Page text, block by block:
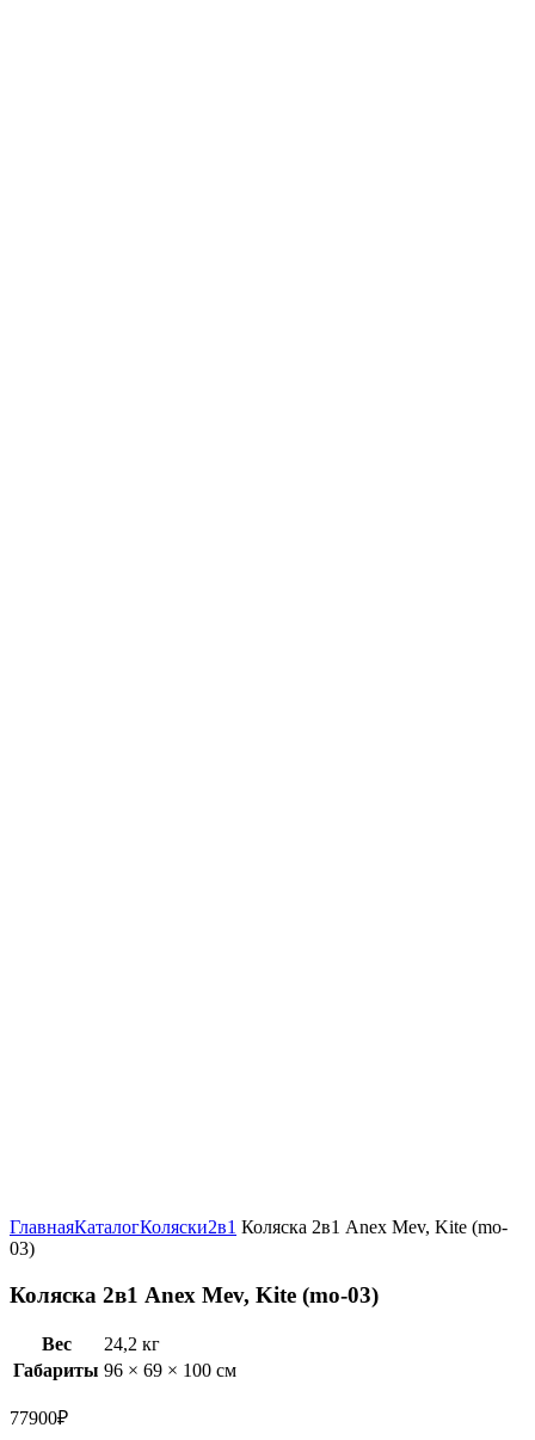
ГлавнаяКаталогКоляски2в1 Коляска 2в1 Anex Mev, Kite (mo-
03)
Коляска 2в1 Anex Mev, Kite (mo-03)
Вес
24,2 кг
Габариты 96 × 69 × 100 см
77900₽